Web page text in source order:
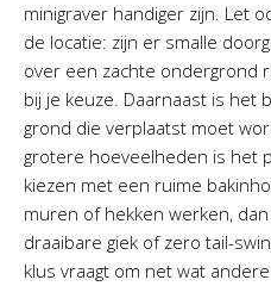
minigraver handiger zijn. Let
de locatie: zijn er smalle
over een zachte ondergrond
bij je keuze. Daarnaast is het
grond die verplaatst moet
grotere hoeveelheden is het
kiezen met een ruime
muren of hekken werken,
draaibare giek of zero tail-
klus vraagt om net wat